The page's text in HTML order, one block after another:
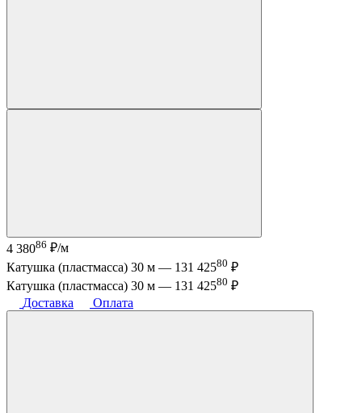
4 38086 ₽/м
Катушка (пластмасса) 30 м — 131 42580 ₽
Катушка (пластмасса) 30 м — 131 42580 ₽
Доставка
Оплата